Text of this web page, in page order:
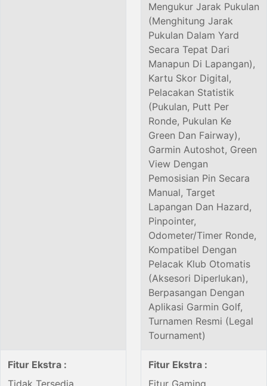
Mengukur Jarak Pukulan
(Menghitung Jarak
Pukulan Dalam Yard
Secara Tepat Dari
Manapun Di Lapangan),
Kartu Skor Digital,
Pelacakan Statistik
(Pukulan, Putt Per
Ronde, Pukulan Ke
Green Dan Fairway),
Garmin Autoshot, Green
View Dengan
Pemosisian Pin Secara
Manual, Target
Lapangan Dan Hazard,
Pinpointer,
Odometer/Timer Ronde,
Kompatibel Dengan
Pelacak Klub Otomatis
(Aksesori Diperlukan),
Berpasangan Dengan
Aplikasi Garmin Golf,
Turnamen Resmi (Legal
Tournament)
Fitur Ekstra :
Fitur Ekstra :